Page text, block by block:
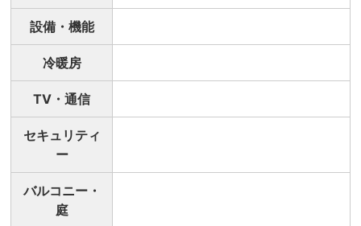
設備・機能
冷暖房
TV・通信
セキュリティ
ー
バルコニー・
庭